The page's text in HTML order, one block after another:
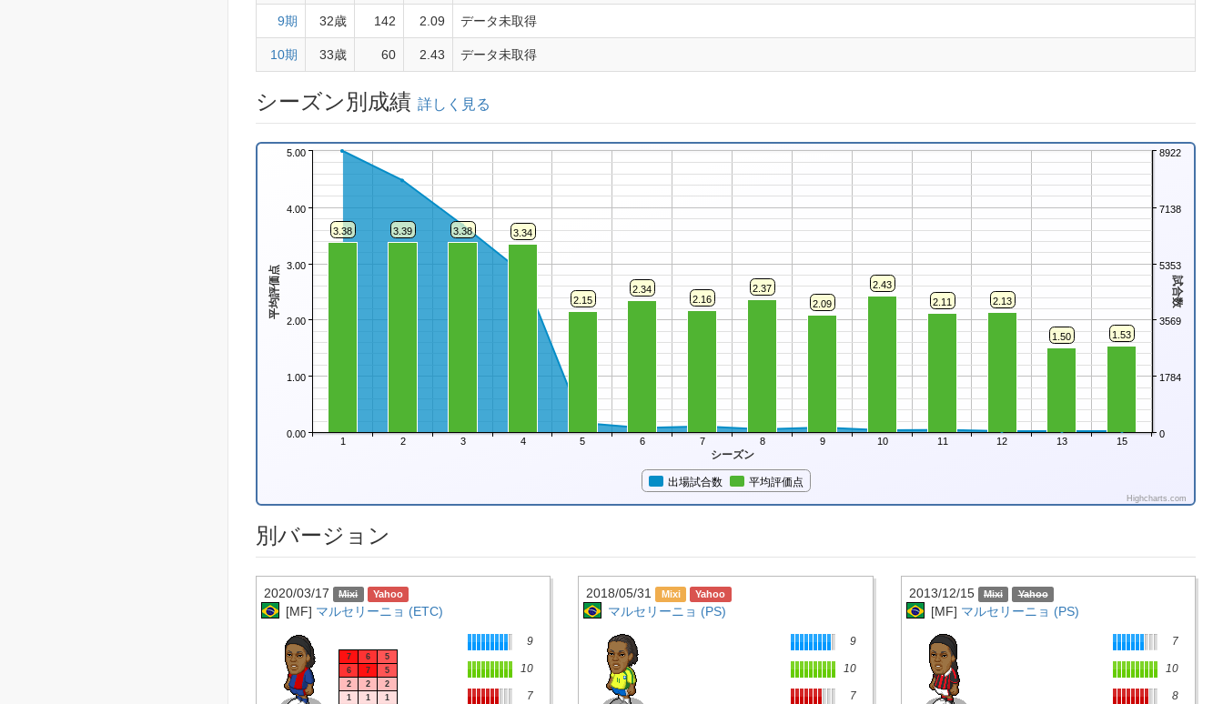
9期 32歳 142 2.09 データ未取得
10期 33歳 60 2.43 データ未取得
シーズン別成績 詳しく見る
シーズン
平均評価点 試合数
3.38 3.39 3.38 3.34
2.15
2.34
2.16
2.37
2.09
2.43
2.11
2.13
1.50 1.53
出場試合数 平均評価点
1 2 3 4 5 6 7 8 9 10 11 12 13 15
0.00
1.00
2.00
3.00
4.00
5.00
0
1784
3569
5353
7138
8922
Highcharts.com
別バージョン
2020/03/17
[MF] マルセリーニョ (ETC)
7 6
5
6
7
5
2
2
2
1
1
1
9
10
7
2018/05/31
マルセリーニョ (PS)
9
10
7
2013/12/15
[MF] マルセリーニョ (PS)
7
10
8